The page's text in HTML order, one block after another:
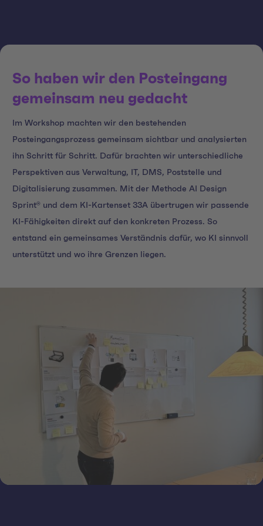
So haben wir den Posteingang
gemeinsam neu gedacht
Im Workshop machten wir den bestehenden
Posteingangsprozess gemeinsam sichtbar und analysierten
ihn Schritt für Schritt. Dafür brachten wir unterschiedliche
Perspektiven aus Verwaltung, IT, DMS, Poststelle und
Digitalisierung zusammen. Mit der Methode AI Design
Sprint® und dem KI-Kartenset 33A übertrugen wir passende
KI-Fähigkeiten direkt auf den konkreten Prozess. So
entstand ein gemeinsames Verständnis dafür, wo KI sinnvoll
unterstützt und wo ihre Grenzen liegen.